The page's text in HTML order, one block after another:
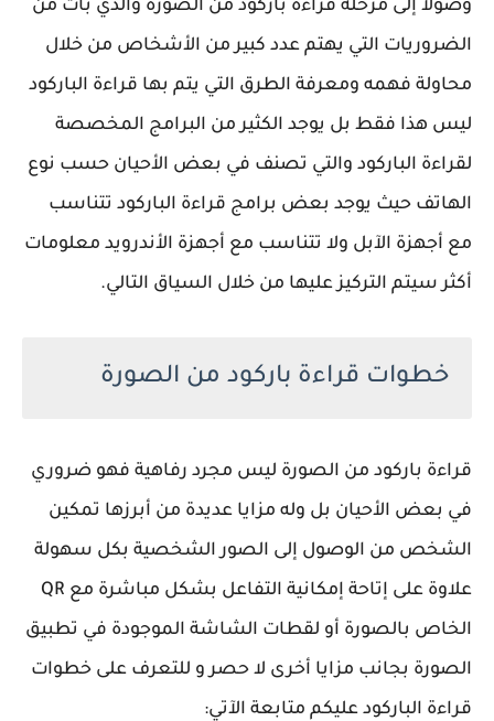
وصولا إلى مرحلة قراءة باركود من الصورة والذي بات من
الضروريات التي يهتم عدد كبير من الأشخاص من خلال
محاولة فهمه ومعرفة الطرق التي يتم بها قراءة الباركود
ليس هذا فقط بل يوجد الكثير من البرامج المخصصة
لقراءة الباركود والتي تصنف في بعض الأحيان حسب نوع
الهاتف حيث يوجد بعض برامج قراءة الباركود تتناسب
مع أجهزة الآبل ولا تتناسب مع أجهزة الأندرويد معلومات
أكثر سيتم التركيز عليها من خلال السياق التالي.
خطوات قراءة باركود من الصورة
قراءة باركود من الصورة ليس مجرد رفاهية فهو ضروري
في بعض الأحيان بل وله مزايا عديدة من أبرزها تمكين
الشخص من الوصول إلى الصور الشخصية بكل سهولة
علاوة على إتاحة إمكانية التفاعل بشكل مباشرة مع QR
الخاص بالصورة أو لقطات الشاشة الموجودة في تطبيق
الصورة بجانب مزايا أخرى لا حصر و للتعرف على خطوات
قراءة الباركود عليكم متابعة الآتي: